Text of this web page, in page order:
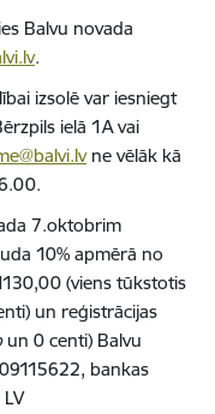
Balvu novada
.
izsolē var iesniegt
ielā 1A vai
ne vēlāk kā
7.oktobrim
10% apmērā no
(viens tūkstotis
un reģistrācijas
un 0 centi) Balvu
bankas